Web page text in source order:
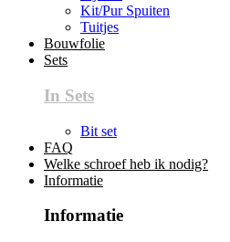
Kit/Pur Spuiten
Tuitjes
Bouwfolie
Sets
In Sets
Bit set
FAQ
Welke schroef heb ik nodig?
Informatie
Informatie